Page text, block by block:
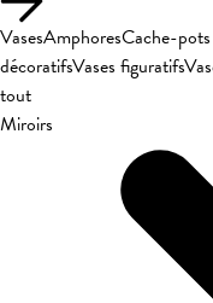
VasesAmphoresCache-
décoratifsVases figuratifs
tout
Miroirs